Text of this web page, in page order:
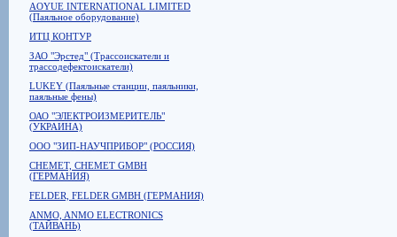
AOYUE INTERNATIONAL LIMITED
(Паяльное оборудование)
ИТЦ КОНТУР
ЗАО "Эрстед" (Трассоискатели и
трассодефектоискатели)
LUKEY (Паяльные станции, паяльники,
паяльные фены)
ОАО "ЭЛЕКТРОИЗМЕРИТЕЛЬ"
(УКРАИНА)
ООО "ЗИП-НАУЧПРИБОР" (РОССИЯ)
CHEMET, CHEMET GMBH
(ГЕРМАНИЯ)
FELDER, FELDER GMBH (ГЕРМАНИЯ)
ANMO, ANMO ELECTRONICS
(ТАЙВАНЬ)